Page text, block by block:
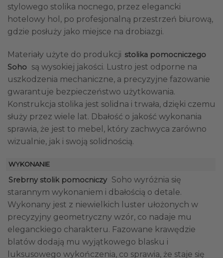
stylowego stolika nocnego, przez elegancki
hotelowy hol, po profesjonalną przestrzeń biurową,
gdzie posłuży jako miejsce na drobiazgi.
Materiały użyte do produkcji stolika pomocniczego
Soho są wysokiej jakości. Lustro jest odporne na
uszkodzenia mechaniczne, a precyzyjne fazowanie
gwarantuje bezpieczeństwo użytkowania.
Konstrukcja stolika jest solidna i trwała, dzięki czemu
służy przez wiele lat. Dbałość o jakość wykonania
sprawia, że jest to mebel, który zachwyca zarówno
wizualnie, jak i swoją solidnością.
WYKONANIE
Srebrny stolik pomocniczy Soho wyróżnia się
starannym wykonaniem i dbałością o detale.
Wykonany jest z niewielkich luster ułożonych w
precyzyjny geometryczny wzór, co nadaje mu
eleganckiego charakteru. Fazowane krawędzie
blatów dodają mu wyjątkowego blasku i
luksusowego wykończenia, co sprawia, że staje się